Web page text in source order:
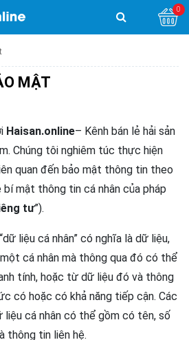
0
MẬT
Haisan.online– Kênh bán lẻ hải sản
Chúng tôi nghiêm túc thực hiện
quan đến bảo mật thông tin theo
mật thông tin cá nhân của pháp
tư”).
liệu cá nhân” có nghĩa là dữ liệu,
cá nhân mà thông qua đó có thể
tính, hoặc từ dữ liệu đó và thông
có hoặc có khả năng tiếp cận. Các
cá nhân có thể gồm có tên, số
thông tin liên hệ.